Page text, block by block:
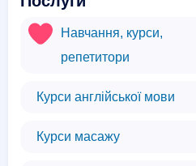
Навчання, курси,
репетитори
Курси англійської мови
Курси масажу